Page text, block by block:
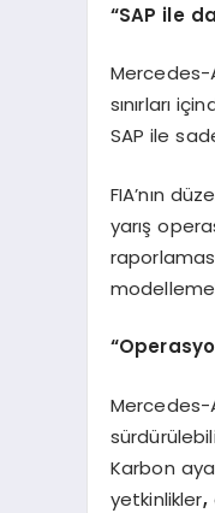
“SAP ile
Mercedes-
sınırları
SAP ile
FIA’nın
yarış
“
Mercedes-
Karbon
yetkinlikler,